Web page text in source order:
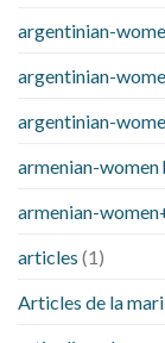
argentinian-
argentinian-
argentinian-
armenian-women
armenian-
articles (1)
Articles de la